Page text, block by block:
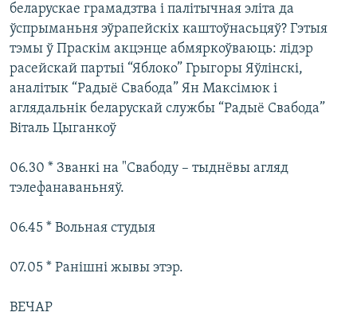
беларускае грамадзтва і палітычная эліта да
ўспрыманьня эўрапейскіх каштоўнасьцяў? Гэтыя
тэмы ў Праскім акцэнце абмяркоўваюць: лідэр
расейскай партыі “Яблоко” Грыгоры Яўлінскі,
аналітык “Радыё Свабода” Ян Максімюк і
аглядальнік беларускай службы “Радыё Свабода”
Віталь Цыганкоў
06.30 * Званкі на "Свабоду – тыднёвы агляд
тэлефанаваньняў.
06.45 * Вольная студыя
07.05 * Ранішні жывы этэр.
ВЕЧАР